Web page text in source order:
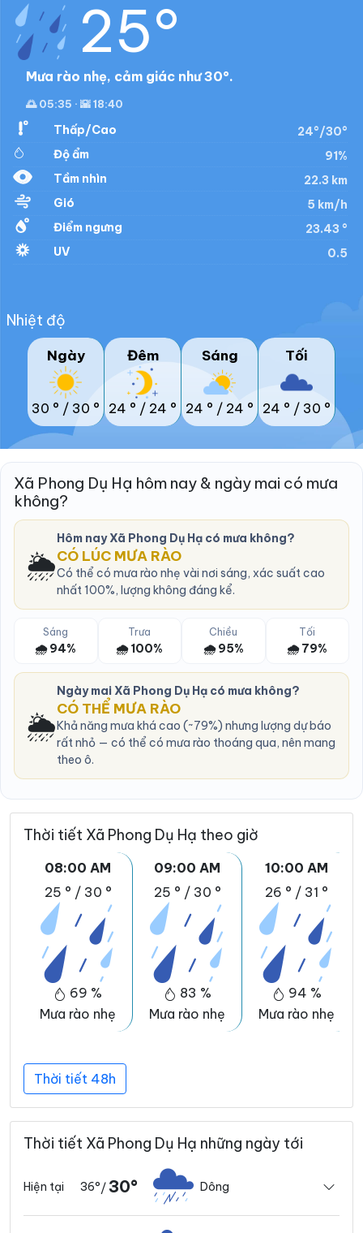
25°
Mưa rào nhẹ, cảm giác như 30°.
🌅 05:35 · 🌇 18:40
Thấp/Cao
24°/30°
Độ ẩm
91%
Tầm nhìn
22.3 km
Gió
5 km/h
Điểm ngưng
23.43 °
UV
0.5
Nhiệt độ
Ngày
30 ° / 30 °
Đêm
24 ° / 24 °
Sáng
24 ° / 24 °
Tối
24 ° / 30 °
Xã Phong Dụ Hạ hôm nay & ngày mai có mưa
không?
🌦️
Hôm nay Xã Phong Dụ Hạ có mưa không?
CÓ LÚC MƯA RÀO
Có thể có mưa rào nhẹ vài nơi sáng, xác suất cao
nhất 100%, lượng không đáng kể.
Sáng
🌧️ 94%
Trưa
🌧️ 100%
Chiều
🌧️ 95%
Tối
🌧️ 79%
🌦️
Ngày mai Xã Phong Dụ Hạ có mưa không?
CÓ THỂ MƯA RÀO
Khả năng mưa khá cao (~79%) nhưng lượng dự báo
rất nhỏ — có thể có mưa rào thoáng qua, nên mang
theo ô.
Thời tiết Xã Phong Dụ Hạ theo giờ
08:00 AM
25 ° / 30 °
69 %
Mưa rào nhẹ
09:00 AM
25 ° / 30 °
83 %
Mưa rào nhẹ
10:00 AM
26 ° / 31 °
94 %
Mưa rào nhẹ
Thời tiết 48h
Thời tiết Xã Phong Dụ Hạ những ngày tới
Hiện tại 36°/ 30° Dông